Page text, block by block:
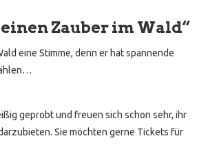
Zauber im Wald“
eine Stimme, denn er hat spannende
geprobt und freuen sich schon sehr, ihr
Sie möchten gerne Tickets für